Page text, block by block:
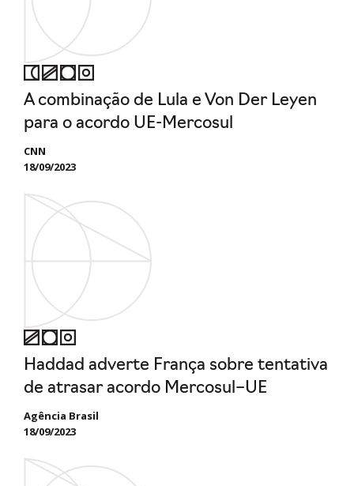
A combinação de Lula e Von Der Leyen
para o acordo UE-Mercosul
CNN
18/09/2023
Haddad adverte França sobre tentativa
de atrasar acordo Mercosul–UE
Agência Brasil
18/09/2023